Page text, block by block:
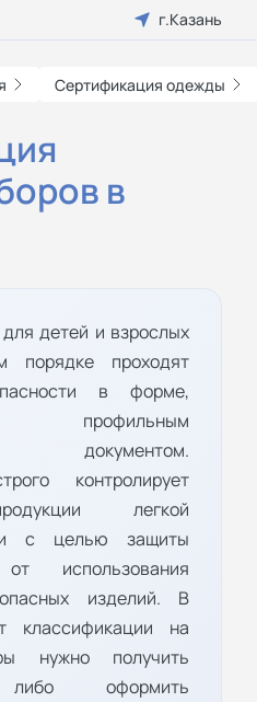
г.Казань
Сертификация одежды
в
детей и взрослых
порядке проходят
в форме,
профильным
документом.
контролирует
легкой
с целью защиты
от использования
изделий. В
классификации на
нужно получить
либо оформить